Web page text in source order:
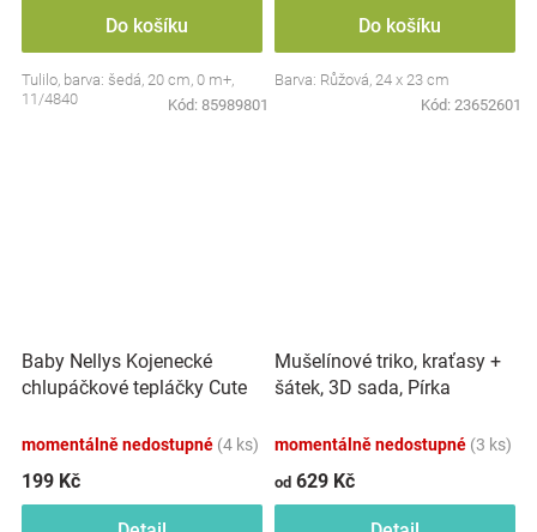
Do košíku
Tulilo, barva: šedá, 20 cm, 0 m+,
11/4840
Kód: 85989801
Do košíku
Barva: Růžová, 24 x 23 cm
Kód: 23652601
Baby Nellys Kojenecké
chlupáčkové tepláčky Cute
momentálně nedostupné (4 ks)
199 Kč
Mušelínové triko, kraťasy +
šátek, 3D sada, Pírka
momentálně nedostupné (3 ks)
od 629 Kč